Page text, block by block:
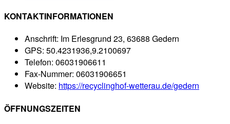
KONTAKTINFORMATIONEN
Anschrift: Im Erlesgrund 23, 63688 Gedern
GPS: 50.4231936,9.2100697
Telefon: 06031906611
Fax-Nummer: 06031906651
Website: https://recyclinghof-wetterau.de/gedern
ÖFFNUNGSZEITEN